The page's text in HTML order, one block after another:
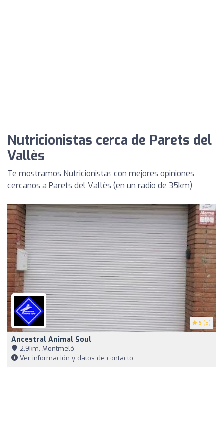
Nutricionistas cerca de Parets del
Vallès
Te mostramos Nutricionistas con mejores opiniones
cercanos a Parets del Vallès (en un radio de 35km)
5 (8)
Ancestral Animal Soul
2,9km, Montmeló
Ver información y datos de contacto